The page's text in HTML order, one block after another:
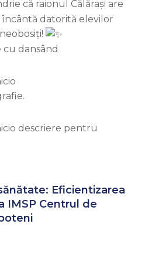
că raionul Călărași are
încântă datorită elevilor
Eficientizarea
IMSP Centrul de